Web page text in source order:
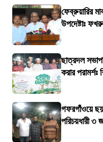
ফেব্রুয়ারির
উপদেষ্টাঃ
ছাত্রদল
করার পরামর্শঃ
গফরগাঁওয়ে ছয়
পরিচয়ধারী